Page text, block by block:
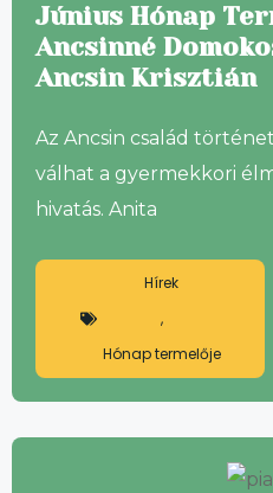
Június Hónap
Ancsinné
Ancsin Krisztián
Az Ancsin család
válhat a gyermekkori
hivatás. Anita
Hírek
,
Hónap termelője